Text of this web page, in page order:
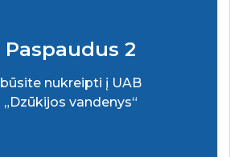
Paspaudus 2
būsite nukreipti į UAB
„Dzūkijos vandenys“